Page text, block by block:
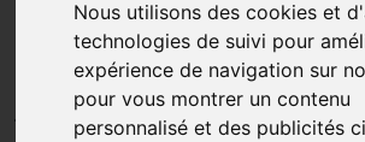
Nous utilisons des cookies et
technologies de suivi pour
expérience de navigation sur
pour vous montrer un contenu
personnalisé et des publicités
Coco Huile Vegetale
100ml Pranarom
PRANAROM